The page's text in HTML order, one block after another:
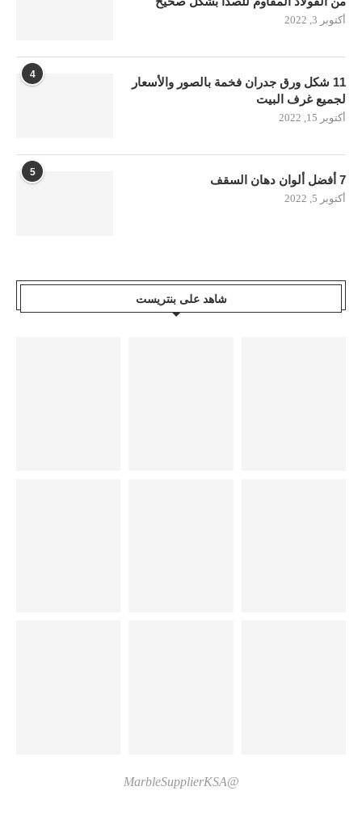
أكتوبر 3, 2022
4
11 شكل ورق جدران فخمة بالصور والأسعار
لجميع غرف البيت
أكتوبر 15, 2022
5
7 أفضل ألوان دهان السقف
أكتوبر 5, 2022
شاهد على بنتريست
@MarbleSupplierKSA